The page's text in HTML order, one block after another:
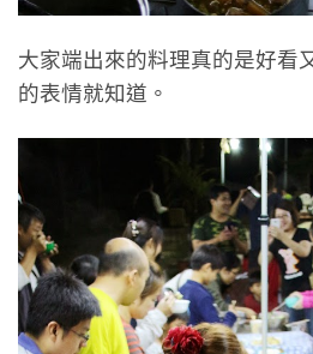
大家端出來的料理真的是好看
的表情就知道。